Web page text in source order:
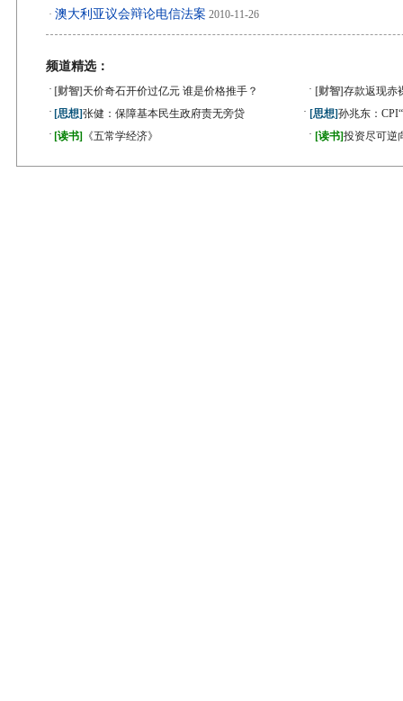
· 澳大利亚议会辩论电信法案 2010-11-26
频道精选：
· [财智] 天价奇石开价过亿元 谁是价格推手？ · [财智]存款返现赤
· [思想]张健：保障基本民生政府责无旁贷 · [思想]孙兆东：
· [读书] 《五常学经济》 · [读书]投资尽可逆